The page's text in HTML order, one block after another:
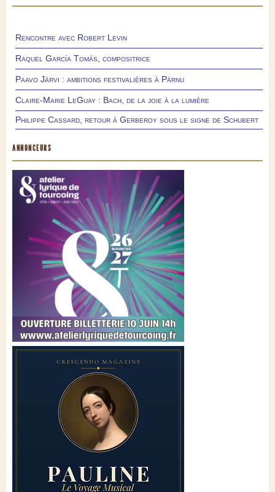
Rencontre avec Robert Levin
Raquel García Tomás, compositrice
Paavo Järvi : ambitions festivalières à Pärnu
Claire-Marie LeGuay : Bach, de la joie à la lumière
Philippe Cassard, retour à Gerberoy sous le signe de Schubert
ANNONCEURS